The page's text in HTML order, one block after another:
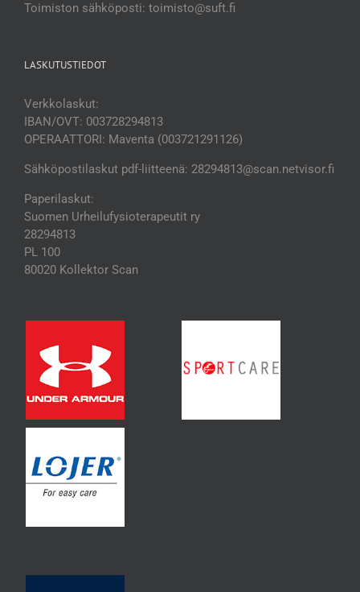
Toimiston sähköposti: toimisto@suft.fi
LASKUTUSTIEDOT
Verkkolaskut:
IBAN/OVT: 003728294813
OPERAATTORI: Maventa (003721291126)
Sähköpostilaskut pdf-liitteenä: 28294813@scan.netvisor.fi
Paperilaskut:
Suomen Urheilufysioterapeutit ry
28294813
PL 100
80020 Kollektor Scan